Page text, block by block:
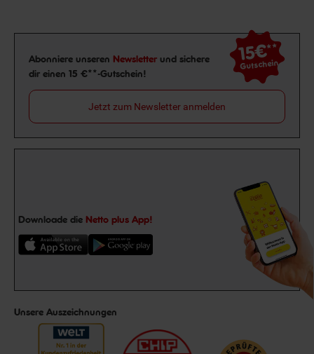
Newsletter Anmeldung
Abonniere unseren Newsletter und sichere
dir einen 15 €**-Gutschein!
15€**
Gutschein
Jetzt zum Newsletter anmelden
Downloade die Netto plus App!
Unsere Auszeichnungen